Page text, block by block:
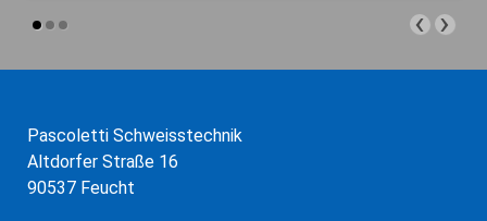
›
‹
Pascoletti Schweisstechnik
Altdorfer Straße 16
90537 Feucht